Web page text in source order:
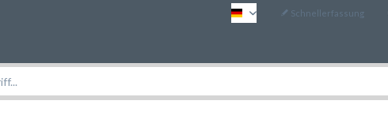
DE Schnellerfassung